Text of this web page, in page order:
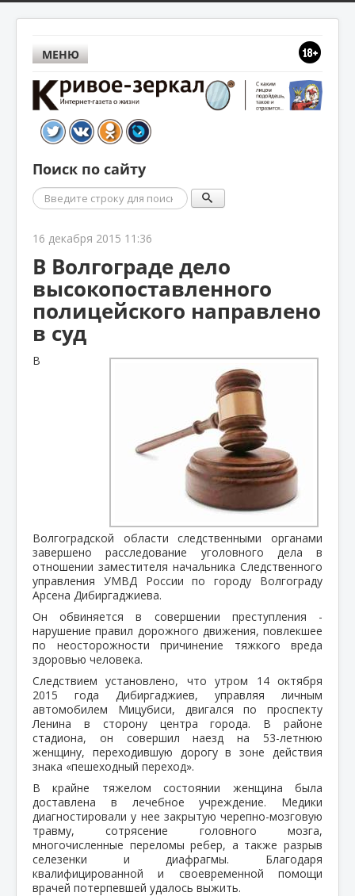
МЕНЮ
Поиск по сайту
Поиск
16 декабря 2015 11:36
В Волгограде дело
высокопоставленного
полицейского направлено
в суд
В
Волгоградской области следственными органами
завершено расследование уголовного дела в
отношении заместителя начальника Следственного
управления УМВД России по городу Волгограду
Арсена Дибиргаджиева.
Он обвиняется в совершении преступления -
нарушение правил дорожного движения, повлекшее
по неосторожности причинение тяжкого вреда
здоровью человека.
Следствием установлено, что утром 14 октября
2015 года Дибиргаджиев, управляя личным
автомобилем Мицубиси, двигался по проспекту
Ленина в сторону центра города. В районе
стадиона, он совершил наезд на 53-летнюю
женщину, переходившую дорогу в зоне действия
знака «пешеходный переход».
В крайне тяжелом состоянии женщина была
доставлена в лечебное учреждение. Медики
диагностировали у нее закрытую черепно-мозговую
травму, сотрясение головного мозга,
многочисленные переломы ребер, а также разрыв
селезенки и диафрагмы. Благодаря
квалифицированной и своевременной помощи
врачей потерпевшей удалось выжить.